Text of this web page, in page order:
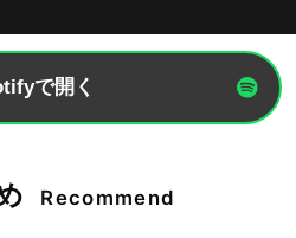
で開く
Recommend